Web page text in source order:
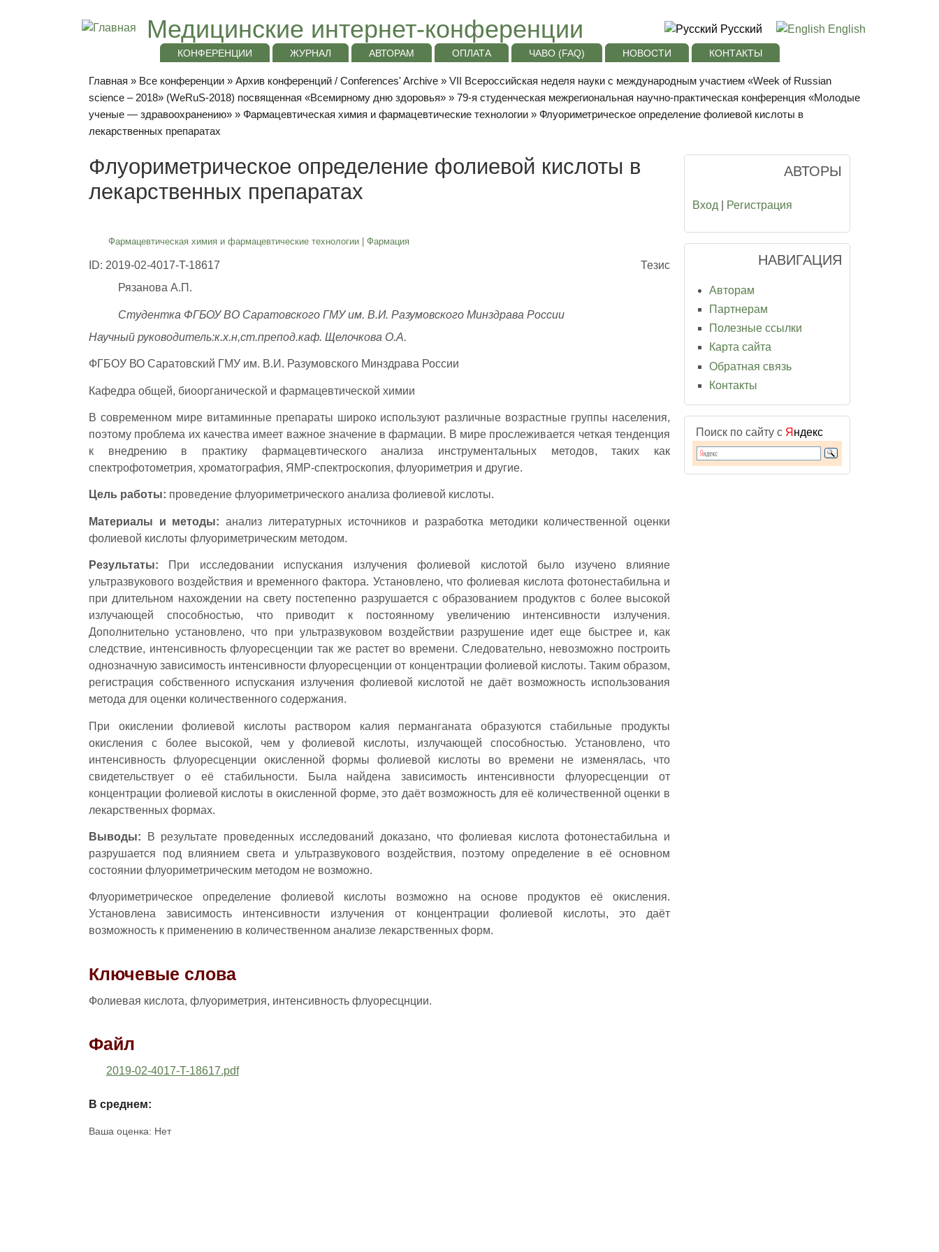
Медицинские интернет-конференции Русский English
КОНФЕРЕНЦИИ ЖУРНАЛ АВТОРАМ ОПЛАТА ЧАВО (FAQ) НОВОСТИ КОНТАКТЫ
Главная » Все конференции » Архив конференций / Conferences' Archive » VII Всероссийская неделя науки с международным участием «Week of Russian
science – 2018» (WeRuS-2018) посвященная «Всемирному дню здоровья» » 79-я студенческая межрегиональная научно-практическая конференция «Молодые
ученые — здравоохранению» » Фармацевтическая химия и фармацевтические технологии » Флуориметрическое определение фолиевой кислоты в
лекарственных препаратах
Флуориметрическое определение фолиевой кислоты в
лекарственных препаратах
Фармацевтическая химия и фармацевтические технологии| Фармация
ID: 2019-02-4017-T-18617
Тезис
Рязанова А.П.
Студентка ФГБОУ ВО Саратовского ГМУ им. В.И. Разумовского Минздрава России
Научный руководитель:к.х.н,ст.препод.каф. Щелочкова О.А.
ФГБОУ ВО Саратовский ГМУ им. В.И. Разумовского Минздрава России
Кафедра общей, биоорганической и фармацевтической химии
В современном мире витаминные препараты широко используют различные возрастные группы населения,
поэтому проблема их качества имеет важное значение в фармации. В мире прослеживается четкая тенденция
к внедрению в практику фармацевтического анализа инструментальных методов, таких как
спектрофотометрия, хроматография, ЯМР-спектроскопия, флуориметрия и другие.
Цель работы: проведение флуориметрического анализа фолиевой кислоты.
Материалы и методы: анализ литературных источников и разработка методики количественной оценки
фолиевой кислоты флуориметрическим методом.
Результаты: При исследовании испускания излучения фолиевой кислотой было изучено влияние
ультразвукового воздействия и временного фактора. Установлено, что фолиевая кислота фотонестабильна и
при длительном нахождении на свету постепенно разрушается с образованием продуктов с более высокой
излучающей способностью, что приводит к постоянному увеличению интенсивности излучения.
Дополнительно установлено, что при ультразвуковом воздействии разрушение идет еще быстрее и, как
следствие, интенсивность флуоресценции так же растет во времени. Следовательно, невозможно построить
однозначную зависимость интенсивности флуоресценции от концентрации фолиевой кислоты. Таким образом,
регистрация собственного испускания излучения фолиевой кислотой не даёт возможность использования
метода для оценки количественного содержания.
При окислении фолиевой кислоты раствором калия перманганата образуются стабильные продукты
окисления с более высокой, чем у фолиевой кислоты, излучающей способностью. Установлено, что
интенсивность флуоресценции окисленной формы фолиевой кислоты во времени не изменялась, что
свидетельствует о её стабильности. Была найдена зависимость интенсивности флуоресценции от
концентрации фолиевой кислоты в окисленной форме, это даёт возможность для её количественной оценки в
лекарственных формах.
Выводы:
В результате проведенных исследований доказано, что фолиевая кислота фотонестабильна и
разрушается под влиянием света и ультразвукового воздействия, поэтому определение в её основном
состоянии флуориметрическим методом не возможно.
Флуориметрическое определение фолиевой кислоты возможно на основе продуктов её окисления.
Установлена зависимость интенсивности излучения от концентрации фолиевой кислоты, это даёт
возможность к применению в количественном анализе лекарственных форм.
Ключевые слова
Фолиевая кислота, флуориметрия, интенсивность флуоресцнции.
Файл
2019-02-4017-T-18617.pdf
В среднем:
Ваша оценка: Нет
АВТОРЫ
Вход Регистрация
НАВИГАЦИЯ
Авторам
Партнерам
Полезные ссылки
Карта сайта
Обратная связь
Контакты
Поиск по сайту с Я ндекс